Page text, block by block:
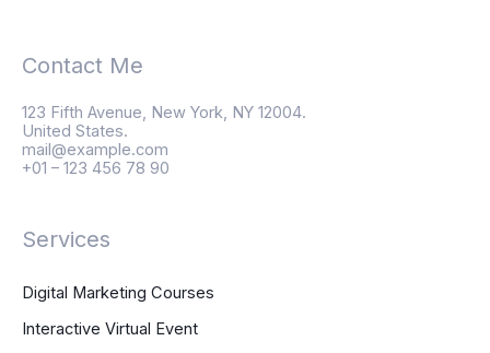
Contact Me
123 Fifth Avenue, New York, NY 12004.
United States.
mail@example.com
+01 – 123 456 78 90
Services
Digital Marketing Courses
Interactive Virtual Event